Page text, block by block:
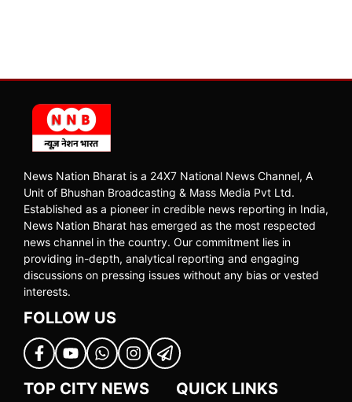
News Nation Bharat is a 24X7 National News Channel, A
Unit of Bhushan Broadcasting & Mass Media Pvt Ltd.
Established as a pioneer in credible news reporting in India,
News Nation Bharat has emerged as the most respected
news channel in the country. Our commitment lies in
providing in-depth, analytical reporting and engaging
discussions on pressing issues without any bias or vested
interests.
FOLLOW US
TOP CITY NEWS QUICK LINKS